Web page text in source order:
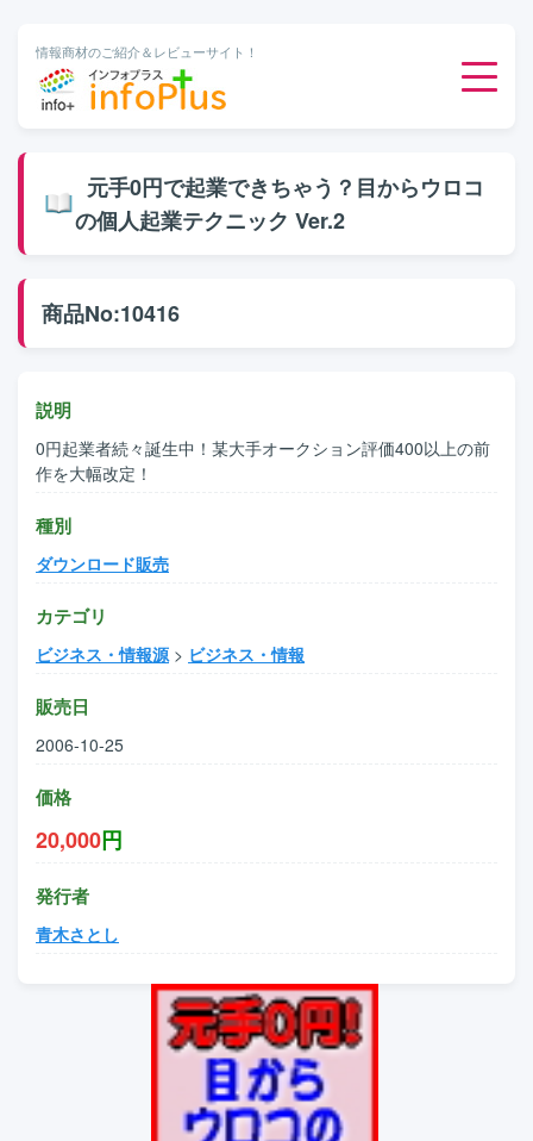
情報商材のご紹介＆レビューサイト！
有料メルマガ
無料ダウンロード
元手0円で起業できちゃう？目からウロコ
の個人起業テクニック Ver.2
商品No:10416
説明
0円起業者続々誕生中！某大手オークション評価400以上の前
作を大幅改定！
種別
ダウンロード販売
カテゴリ
ビジネス・情報源> ビジネス・情報
販売日
2006-10-25
価格
20,000円
発行者
青木さとし